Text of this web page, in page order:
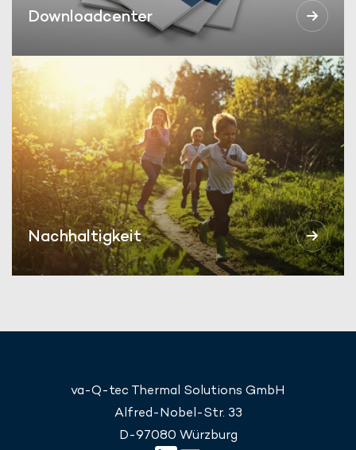
Downloadcenter
Nachhaltigkeit
va-Q-tec Thermal Solutions GmbH
Alfred-Nobel-Str. 33
D-97080 Würzburg